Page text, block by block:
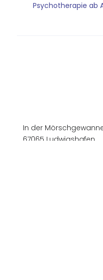
Psychotherapie ab
In der
67065 Ludwigshafen